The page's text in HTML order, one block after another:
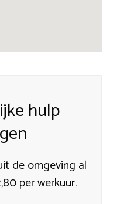
hulp
de omgeving al
per werkuur.